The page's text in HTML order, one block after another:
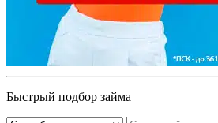
Быстрый подбор займа